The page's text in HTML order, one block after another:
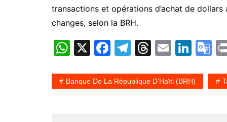
transactions et opérations d’achat de
changes, selon la BRH.
W
at
X
F
c
T
e
T
e
E
ai
Li
k
G
o
Banque De La République D’Haïti (BRH)